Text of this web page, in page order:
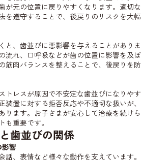
が元の位置に戻りやすくなります。適切な
を遵守することで、後戻りのリスクを大幅
と、歯並びに悪影響を与えることがありま
流れ、口呼吸などが歯の位置に影響を及ぼ
筋肉バランスを整えることで、後戻りを防
トレスが原因で不安定な歯並びになりやす
装置に対する拒否反応や不適切な扱いが、
ります。お子さまが安心して治療を続けら
も重要です。
歯並びの関係
響
話、表情など様々な動作を支えています。